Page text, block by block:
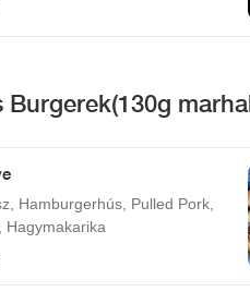
Burgerek(130g
Hamburgerhús, Pulled Pork,
Hagymakarika